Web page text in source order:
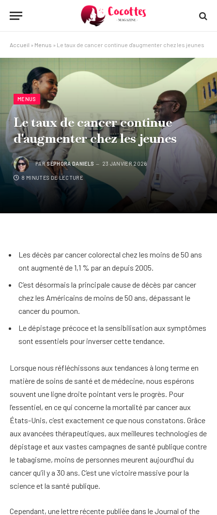
Accueil » Menus » Le taux de cancer continue d'augmenter chez les jeunes
MENUS
Le taux de cancer continue
d'augmenter chez les jeunes
PARSÉPHORA DANIELS 23 JANVIER 2026
8 MINUTES DE LECTURE
Les décès par cancer colorectal chez les moins de 50 ans
ont augmenté de 1,1 % par an depuis 2005.
C’est désormais la principale cause de décès par cancer
chez les Américains de moins de 50 ans, dépassant le
cancer du poumon.
Le dépistage précoce et la sensibilisation aux symptômes
sont essentiels pour inverser cette tendance.
Lorsque nous réfléchissons aux tendances à long terme en
matière de soins de santé et de médecine, nous espérons
souvent une ligne droite pointant vers le progrès. Pour
l’essentiel, en ce qui concerne la mortalité par cancer aux
États-Unis, c’est exactement ce que nous constatons. Grâce
aux avancées thérapeutiques, aux meilleures technologies de
dépistage et aux vastes campagnes de santé publique contre
le tabagisme, moins de personnes meurent aujourd’hui du
cancer qu’il y a 30 ans. C’est une victoire massive pour la
science et la santé publique.
Cependant, une lettre récente publiée dans le Journal of the